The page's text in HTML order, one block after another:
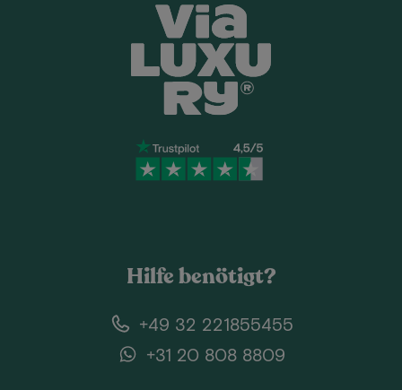
Hilfe benötigt?
+49 32 221855455
+31 20 808 8809